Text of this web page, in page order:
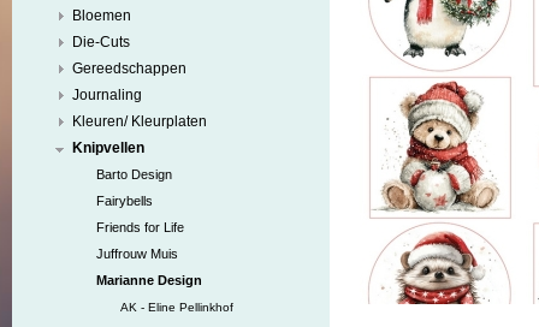
Bloemen
Die-Cuts
Gereedschappen
Journaling
Kleuren/ Kleurplaten
Knipvellen
Barto Design
Fairybells
Friends for Life
Juffrouw Muis
Marianne Design
AK - Eline Pellinkhof